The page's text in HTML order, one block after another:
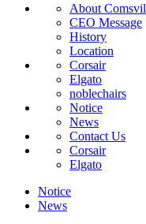
About Comsvil
CEO Message
History
Location
Corsair
Elgato
noblechairs
Notice
News
Contact Us
Corsair
Elgato
Notice
News